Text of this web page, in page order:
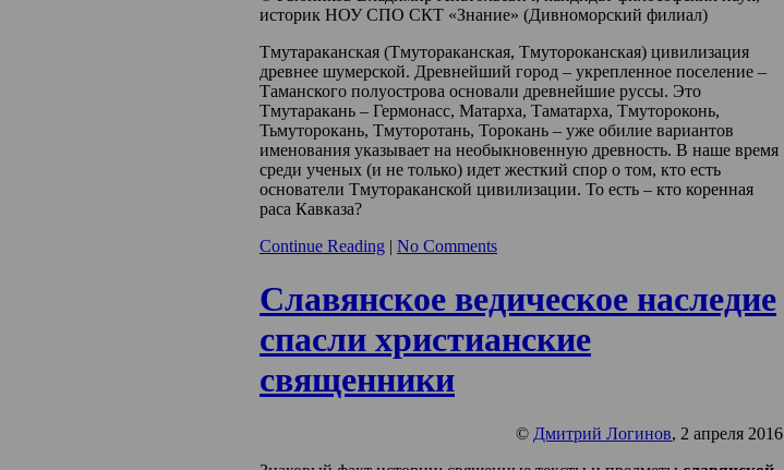
историк НОУ СПО СКТ «Знание» (Дивноморский филиал)
Тмутараканская (Тмутораканская, Тмутороканская) цивилизация
древнее шумерской. Древнейший город – укрепленное поселение –
Таманского полуострова основали древнейшие руссы. Это
Тмутаракань – Гермонасс, Матарха, Таматарха, Тмутороконь,
Тьмуторокань, Тмуторотань, Торокань – уже обилие вариантов
именования указывает на необыкновенную древность. В наше время
среди ученых (и не только) идет жесткий спор о том, кто есть
основатели Тмутораканской цивилизации. То есть – кто коренная
раса Кавказа?
Continue Reading | No Comments
Славянское ведическое наследие
спасли христианские
священники
© Дмитрий Логинов, 2 апреля 2016